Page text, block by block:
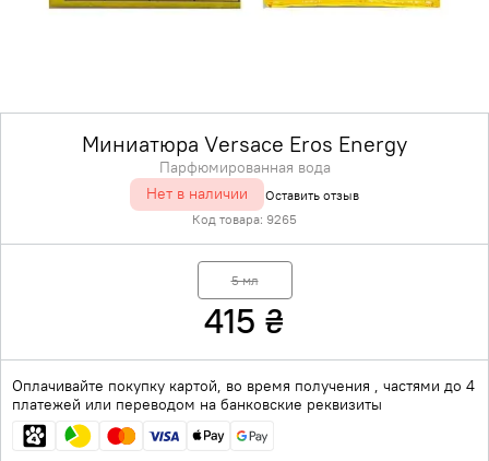
Миниатюра Versace Eros Energy
Парфюмированная вода
Нет в наличии
Оставить отзыв
Код товара: 9265
5 мл
415 ₴
Оплачивайте покупку картой, во время получения , частями до 4
платежей или переводом на банковские реквизиты